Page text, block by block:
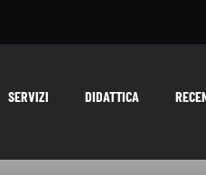
SERVIZI DIDATTICA